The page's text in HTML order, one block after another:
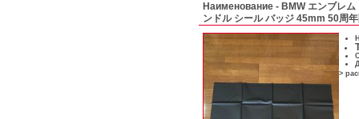
Наименование - BMW エンブレ
ンドル シール バッジ 45mm 50周
>